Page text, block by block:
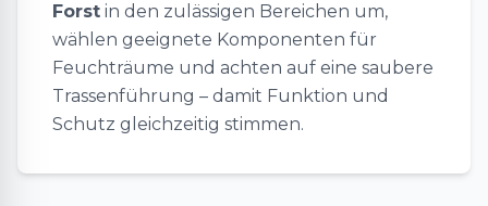
Forst in den zulässigen Bereichen um,
wählen geeignete Komponenten für
Feuchträume und achten auf eine saubere
Trassenführung – damit Funktion und
Schutz gleichzeitig stimmen.